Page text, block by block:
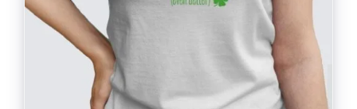
CHOIX DES OPTIONS
PRODUIT
PLUSIEURS
VARIATIONS.
LES
OPTIONS
PEUVENT
DÉTAILS